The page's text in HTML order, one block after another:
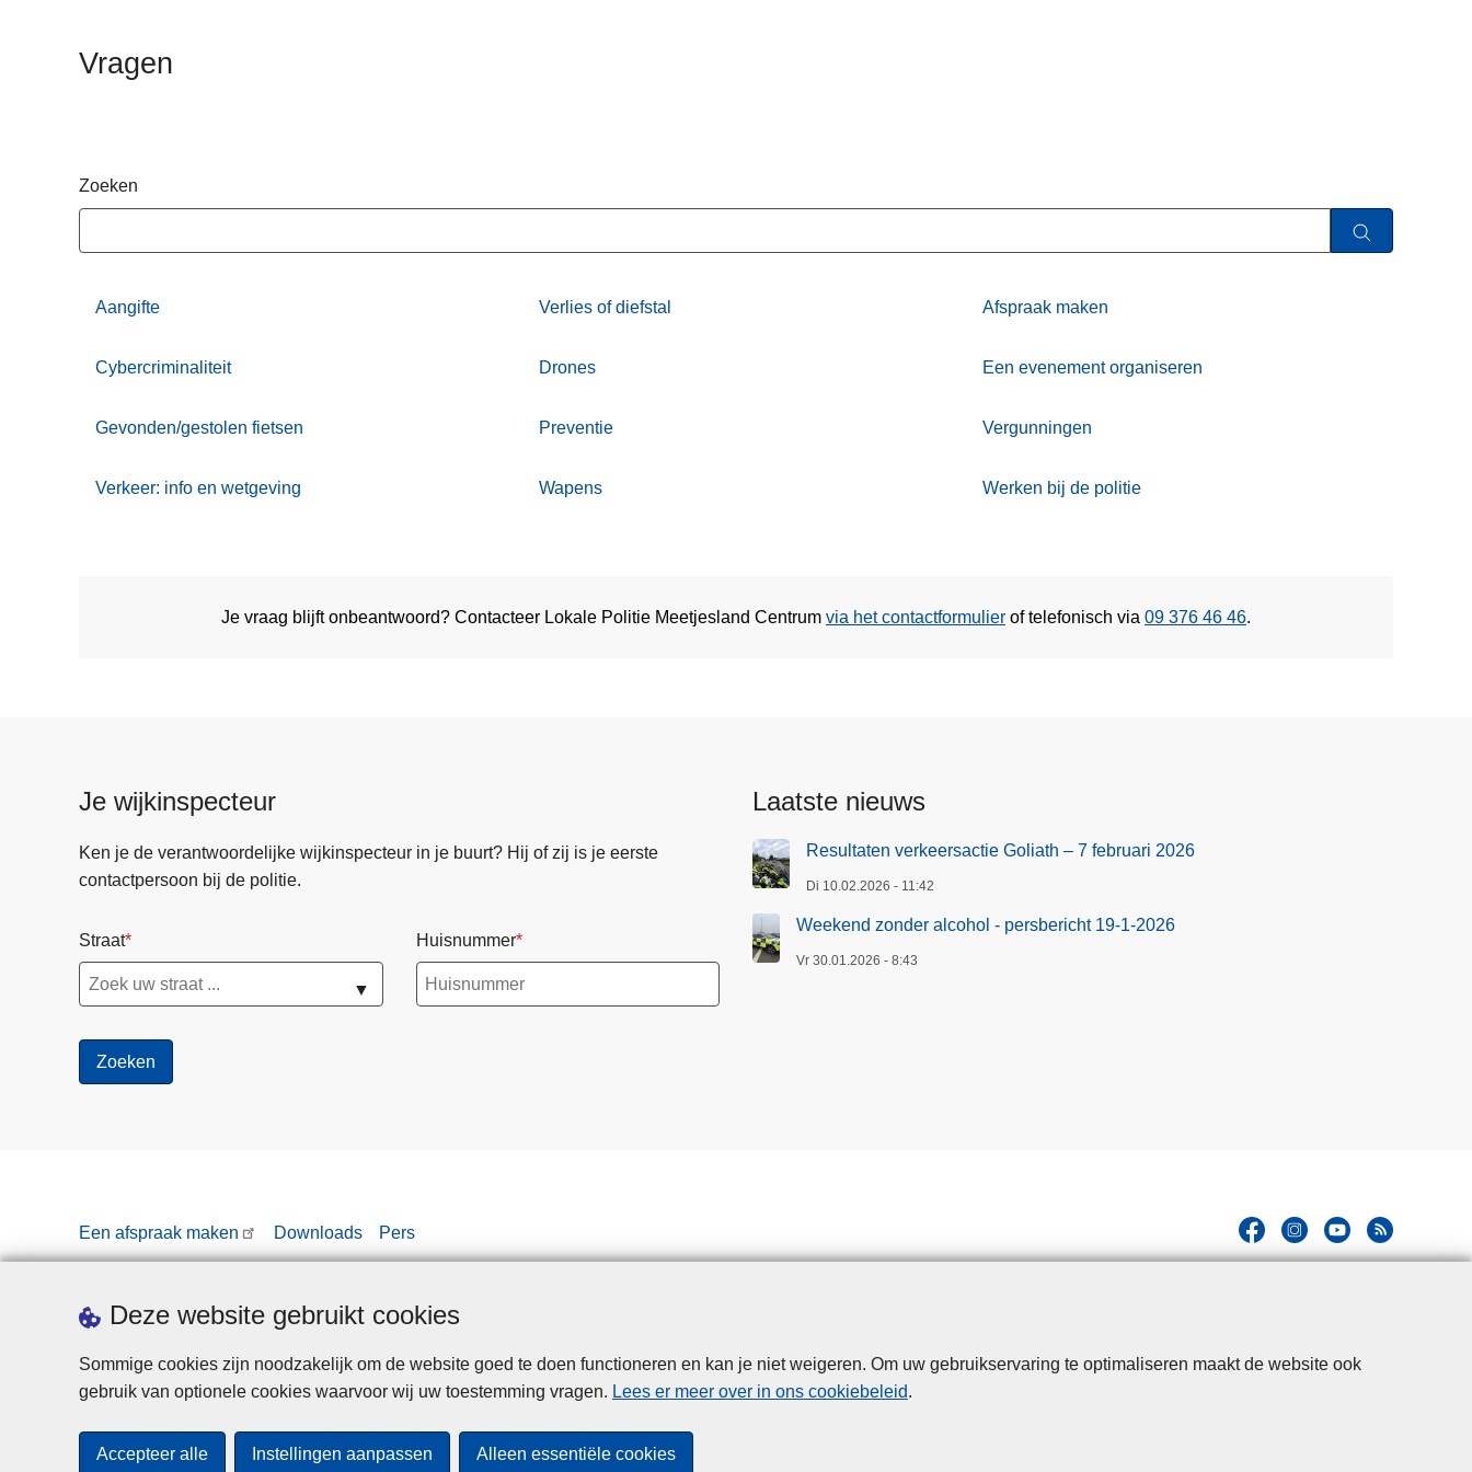
Deze website gebruikt cookies
Sommige cookies zijn noodzakelijk om de website goed te doen functioneren en kan je niet weigeren. Om uw gebruikservaring te optimaliseren maakt de website ook
gebruik van optionele cookies waarvoor wij uw toestemming vragen. Lees er meer over in ons cookiebeleid.
Accepteer alle Instellingen aanpassen Alleen essentiële cookies
Vragen
Zoeken
Aangifte Verlies of diefstal Afspraak maken
Cybercriminaliteit Drones Een evenement organiseren
Gevonden/gestolen fietsen Preventie Vergunningen
Verkeer: info en wetgeving Wapens Werken bij de politie
Je vraag blijft onbeantwoord? Contacteer Lokale Politie Meetjesland Centrum via het contactformulier oftelefonisch via 09 376 46 46.
Je wijkinspecteur
Ken je de verantwoordelijke wijkinspecteur in je buurt? Hij of zij is je eerste
contactpersoon bij de politie.
Straat
▼
Huisnummer
Laatste nieuws
Resultaten verkeersactie Goliath – 7 februari 2026
Di 10.02.2026 - 11:42
Weekend zonder alcohol - persbericht 19-1-2026
Vr 30.01.2026 - 8:43
Een afspraak maken Downloads Pers
Disclaimer Privacy Cookies Toegankelijkheid
© 2026 Politie.be